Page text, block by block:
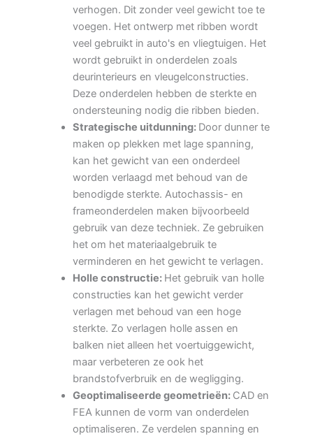
verhogen. Dit zonder veel gewicht toe te
voegen. Het ontwerp met ribben wordt
veel gebruikt in auto's en vliegtuigen. Het
wordt gebruikt in onderdelen zoals
deurinterieurs en vleugelconstructies.
Deze onderdelen hebben de sterkte en
ondersteuning nodig die ribben bieden.
Strategische uitdunning: Door dunner te
maken op plekken met lage spanning,
kan het gewicht van een onderdeel
worden verlaagd met behoud van de
benodigde sterkte. Autochassis- en
frameonderdelen maken bijvoorbeeld
gebruik van deze techniek. Ze gebruiken
het om het materiaalgebruik te
verminderen en het gewicht te verlagen.
Holle constructie: Het gebruik van holle
constructies kan het gewicht verder
verlagen met behoud van een hoge
sterkte. Zo verlagen holle assen en
balken niet alleen het voertuiggewicht,
maar verbeteren ze ook het
brandstofverbruik en de wegligging.
Geoptimaliseerde geometrieën: CAD en
FEA kunnen de vorm van onderdelen
optimaliseren. Ze verdelen spanning en